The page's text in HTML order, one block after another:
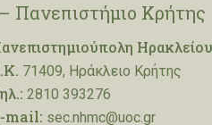
– Πανεπιστήμιο Κρήτης
71409, Ηράκλειο Κρήτης
2810 393276
mail: sec.nhmc@uoc.gr